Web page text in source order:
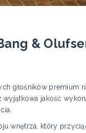
&
głośników premium
jakość
wnętrza, który